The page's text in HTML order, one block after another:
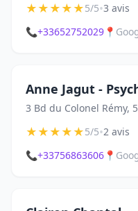
★★★★★5/5•3 avis
📞+33652752029 📍
Anne Jagut -
3 Bd du Colonel Rémy,
★★★★★5/5•2 avis
📞+33756863606 📍